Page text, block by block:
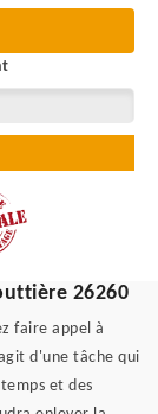
26260
faire appel à
d'une tâche qui
et des